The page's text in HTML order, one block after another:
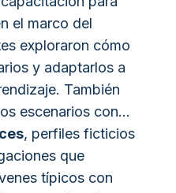
el marco del
exploraron cómo
y adaptarlos a
También
escenarios con...
, perfiles ficticios
que
típicos con